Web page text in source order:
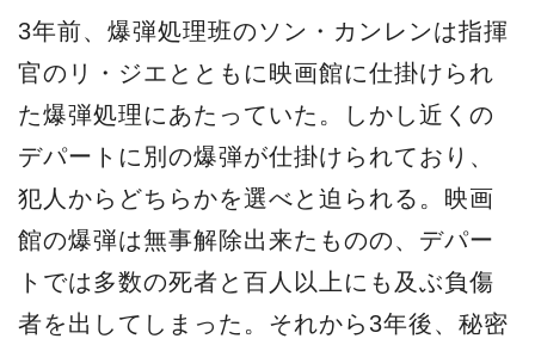
3年前、爆弾処理班のソン・カンレンは指揮
官のリ・ジエとともに映画館に仕掛けられ
た爆弾処理にあたっていた。しかし近くの
デパートに別の爆弾が仕掛けられており、
犯人からどちらかを選べと迫られる。映画
館の爆弾は無事解除出来たものの、デパー
トでは多数の死者と百人以上にも及ぶ負傷
者を出してしまった。それから3年後、秘密